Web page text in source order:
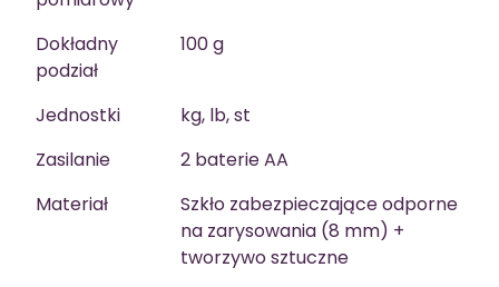
Dokładny
podział
100 g
Jednostki
kg, lb, st
Zasilanie
2 baterie AA
Materiał
Szkło zabezpieczające odporne
na zarysowania (8 mm) +
tworzywo sztuczne